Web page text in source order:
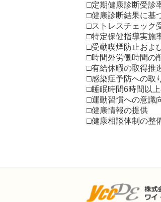
□定期健康診断受診
□健康診断結果に基
□ストレスチェック
□特定保健指導実施
□受動喫煙防止およ
□時間外労働時間の
□有給休暇の取得推
□感染症予防への取
□睡眠時間6時間以
□運動習慣への意識
□健康情報の提供
□健康相談体制の整